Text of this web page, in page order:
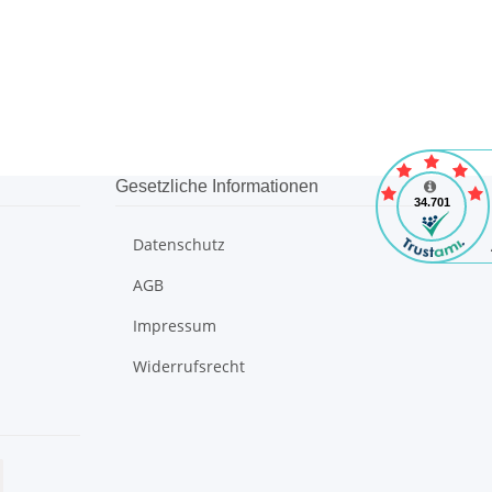
Gesetzliche Informationen
Datenschutz
AGB
Impressum
Widerrufsrecht